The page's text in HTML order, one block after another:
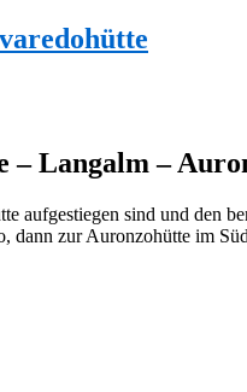
Langalm –
aufgestiegen sind und den
zur Auronzohütte im